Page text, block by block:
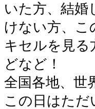
いた方、結
けない方、こ
キセルを見る
どなど！
全国各地、世
この日はた